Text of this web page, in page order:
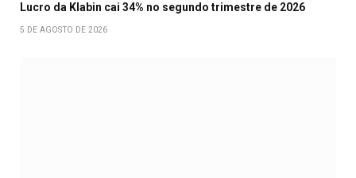
Lucro da Klabin cai 34% no segundo trimestre de 2026
5 DE AGOSTO DE 2026